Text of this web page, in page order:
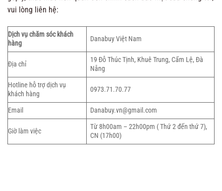
vui lòng liên hệ:
Dịch vụ chăm sóc khách
hàng
Danabuy Việt Nam
Địa chỉ
19 Đỗ Thúc Tịnh, Khuê Trung, Cẩm Lệ, Đà
Nẵng
Hotline hỗ trợ dịch vụ
khách hàng
0973.71.70.77
Email Danabuy.vn@gmail.com
Giờ làm việc
Từ 8h00am – 22h00pm ( Thứ 2 đến thứ 7),
CN (17h00)